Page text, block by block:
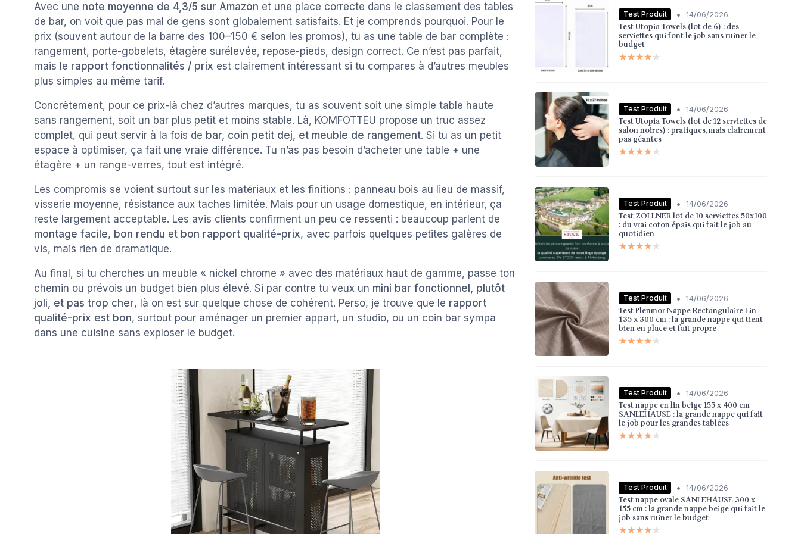
Avec une note moyenne de 4,3/5 sur Amazon et une place correcte dans le classement des tables
de bar, on voit que pas mal de gens sont globalement satisfaits. Et je comprends pourquoi. Pour le
prix (souvent autour de la barre des 100–150 € selon les promos), tu as une table de bar complète :
rangement, porte-gobelets, étagère surélevée, repose-pieds, design correct. Ce n’est pas parfait,
mais le rapport fonctionnalités / prix est clairement intéressant si tu compares à d’autres meubles
plus simples au même tarif.
Concrètement, pour ce prix-là chez d’autres marques, tu as souvent soit une simple table haute
sans rangement, soit un bar plus petit et moins stable. Là, KOMFOTTEU propose un truc assez
complet, qui peut servir à la fois de bar, coin petit dej, et meuble de rangement. Si tu as un petit
espace à optimiser, ça fait une vraie différence. Tu n’as pas besoin d’acheter une table + une
étagère + un range-verres, tout est intégré.
Les compromis se voient surtout sur les matériaux et les finitions : panneau bois au lieu de massif,
visserie moyenne, résistance aux taches limitée. Mais pour un usage domestique, en intérieur, ça
reste largement acceptable. Les avis clients confirment un peu ce ressenti : beaucoup parlent de
montage facile, bon rendu et bon rapport qualité-prix, avec parfois quelques petites galères de
vis, mais rien de dramatique.
Au final, si tu cherches un meuble « nickel chrome » avec des matériaux haut de gamme, passe ton
chemin ou prévois un budget bien plus élevé. Si par contre tu veux un mini bar fonctionnel, plutôt
joli, et pas trop cher, là on est sur quelque chose de cohérent. Perso, je trouve que le rapport
qualité-prix est bon, surtout pour aménager un premier appart, un studio, ou un coin bar sympa
dans une cuisine sans exploser le budget.
Test Produit • 14/06/2026
Test Utopia Towels (lot de 6) : des
serviettes qui font le job sans ruiner le
budget
★★★★★
★★★★★
Test Produit • 14/06/2026
Test Utopia Towels (lot de 12 serviettes de
salon noires) : pratiques, mais clairement
pas géantes
★★★★★
★★★★★
Test Produit • 14/06/2026
Test ZOLLNER lot de 10 serviettes 50x100
: du vrai coton épais qui fait le job au
quotidien
★★★★★
★★★★★
Test Produit • 14/06/2026
Test Plenmor Nappe Rectangulaire Lin
135 x 300 cm : la grande nappe qui tient
bien en place et fait propre
★★★★★
★★★★★
Test Produit • 14/06/2026
Test nappe en lin beige 155 x 400 cm
SANLEHAUSE : la grande nappe qui fait
le job pour les grandes tablées
★★★★★
★★★★★
Test Produit • 14/06/2026
Test nappe ovale SANLEHAUSE 300 x
155 cm : la grande nappe beige qui fait le
job sans ruiner le budget
★★★★★
★★★★★